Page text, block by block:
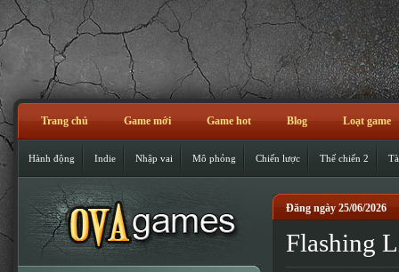
Trang chủ Game mới Game hot Blog Loạt game
Hành động Indie Nhập vai Mô phỏng Chiến lược Thế chiến 2
Đăng ngày 25/06/2026
Flashing